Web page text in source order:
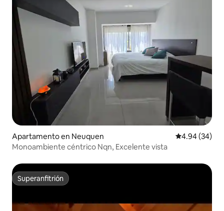
Apartamento en Neuquen Calificación
4.94 (34)
Monoambiente céntrico Nqn, Excelente vista
Superanfitrión
Superanfitrión